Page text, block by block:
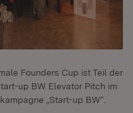
Founders Cup ist Teil der
up BW Elevator Pitch im
„Start-up BW“.